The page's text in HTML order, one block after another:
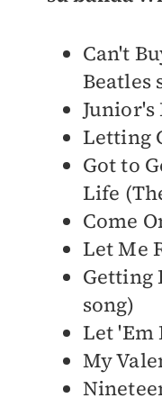
Can't
Beatles
Junior's
Letting
Got to
Life
Come
Let Me
Getting
song)
Let 'Em
My